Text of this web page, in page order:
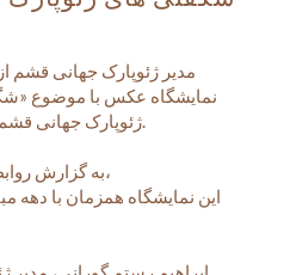
مدیر ژئوپارک جهانی قشم
نمایشگاه عکس با موضوع
ژئوپارک جهانی قشم» خبر داد.
به گزارش روابط عمومی ژئوپارک جهانی قشم،
این نمایشگاه همزمان با دهه